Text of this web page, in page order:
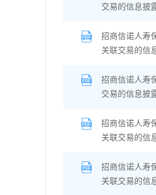
交易的信息披
招商信诺人寿
关联交易的信
招商信诺人寿
交易的信息披
招商信诺人寿
关联交易的信
招商信诺人寿
关联交易的信